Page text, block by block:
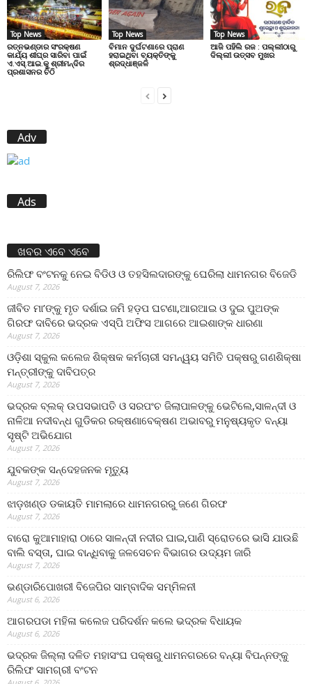
Top News
ରତ୍ନଭଣ୍ଡାର ସଂରକ୍ଷଣ
କାର୍ଯ୍ୟ ଶୀଘ୍ର ସାରିବା ପାଇଁ
ଏ.ଏସ୍.ଆଇ.କୁ ଶ୍ରୀମନ୍ଦିର
ପ୍ରଶାସନର ଚିଠି
Top News
ବିମାନ ଦୁର୍ଘଟଣାରେ ପ୍ରାଣ
ହରାଇଥିବା ବ୍ୟକ୍ତିଙ୍କୁ
ଶ୍ରଦ୍ଧାଞ୍ଜଳି
Top News
ଆଜି ପହିଲି ରଜ : ପଲ୍ଲୀଠାରୁ
ଦିଲ୍ଲୀ ଉତ୍ସବ ମୁଖର
Adv
Ads
ଖବର ଏବେ ଏବେ
ରିଲିଫ ବଂଟନକୁ ନେଇ ବିଡିଓ ଓ ତହସିଲଦାରଙ୍କୁ ଘେରିଲା ଧାମନଗର ବିଜେଡି
August 7, 2026
ଜୀବିତ ମା’ଙ୍କୁ ମୃତ ଦର୍ଶାଇ ଜମି ହଡ଼ପ ଘଟଣା,ଆରଆଇ ଓ ଦୁଇ ପୁଅଙ୍କ
ଗିରଫ ଦାବିରେ ଭଦ୍ରକ ଏସ୍‌ପି ଅଫିସ ଆଗରେ ଆଇଶାଙ୍କ ଧାରଣା
August 7, 2026
ଓଡ଼ିଶା ସ୍କୁଲ କଲେଜ ଶିକ୍ଷକ କର୍ମଚାରୀ ସମନ୍ୱୟ ସମିତି ପକ୍ଷରୁ ଗଣଶିକ୍ଷା
ମନ୍ତ୍ରୀଙ୍କୁ ଦାବିପତ୍ର
August 7, 2026
ଭଦ୍ରକ ବ୍ଲକ୍ ଉପସଭାପତି ଓ ସରପଂଚ ଜିଲାପାଳଙ୍କୁ ଭେଟିଲେ,ସାଳନ୍ଦୀ ଓ
ନାଳିଆ ନଦୀବନ୍ଧ ଗୁଡିକର ରକ୍ଷଣାବେକ୍ଷଣ ଅଭାବରୁ ମନୁଷ୍ୟକୃତ ବନ୍ୟା
ସୃଷ୍ଟି ଅଭିଯୋଗ
August 7, 2026
ଯୁବକଙ୍କ ସନ୍ଦେହଜନକ ମୃତ୍ୟୁ
August 7, 2026
ଝାଡ଼ଖଣ୍ଡ ଡକାୟତି ମାମଲାରେ ଧାମନଗରରୁ ଜଣେ ଗିରଫ
August 7, 2026
ବାରୋ କୁଆମାହାରା ଠାରେ ସାଳନ୍ଦୀ ନଦୀର ଘାଇ,ପାଣି ସ୍ରୋତରେ ଭାସି ଯାଉଛି
ବାଲି ବସ୍ତା, ଘାଇ ବାନ୍ଧିବାକୁ ଜଳସେଚନ ବିଭାଗର ଉଦ୍ୟମ ଜାରି
August 7, 2026
ଭଣ୍ଡାରିପୋଖରୀ ବିଜେପିର ସାମ୍ବାଦିକ ସମ୍ମିଳନୀ
August 6, 2026
ଆଗରପଡା ମହିଳା କଲେଜ ପରିଦର୍ଶନ କଲେ ଭଦ୍ରକ ବିଧାୟକ
August 6, 2026
ଭଦ୍ରକ ଜିଲ୍ଲା ଦଳିତ ମହାସଂଘ ପକ୍ଷରୁ ଧାମନଗରରେ ବନ୍ୟା ବିପନ୍ନଙ୍କୁ
ରିଲିଫ ସାମଗ୍ରୀ ବଂଟନ